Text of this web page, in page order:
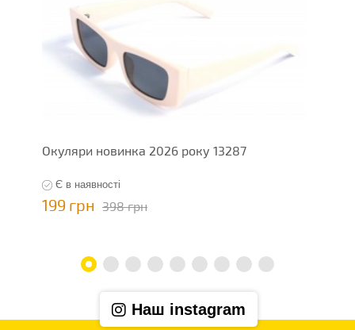
Окуляри новинка 2026 року 13287
Є в наявності
199 грн 398 грн
Наш instagram